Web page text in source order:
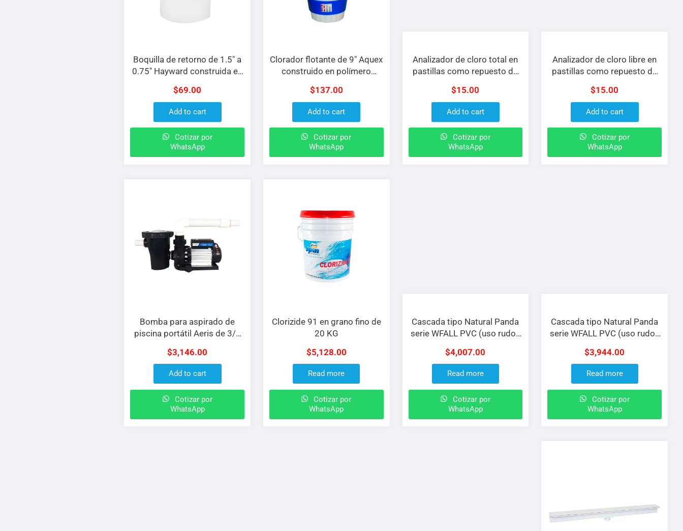
Boquilla de retorno de 1.5″ a
0.75″ Hayward construida en
orientación ajustable de la
boquilla
$69.00
Add to cart
Cotizar por
WhatsApp
Clorador flotante de 9″ Aquex
construido en polímero
$137.00
Add to cart
Cotizar por
WhatsApp
Analizador de cloro total en
pastillas como repuesto de
$15.00
Add to cart
Cotizar por
WhatsApp
Analizador de cloro libre en
pastillas como repuesto de
$15.00
Add to cart
Cotizar por
WhatsApp
Bomba para aspirado de
piscina portátil Aeris de 3/4
$3,146.00
Add to cart
Cotizar por
WhatsApp
Clorizide 91 en grano fino de
20 KG
$5,128.00
Read more
Cotizar por
WhatsApp
Cascada tipo Natural Panda
serie WFALL PVC (uso rudo),
inferior 1.5″
$4,007.00
Read more
Cotizar por
WhatsApp
Cascada tipo Natural Panda
serie WFALL PVC (uso rudo),
trasera 1.5″
$3,944.00
Read more
Cotizar por
WhatsApp